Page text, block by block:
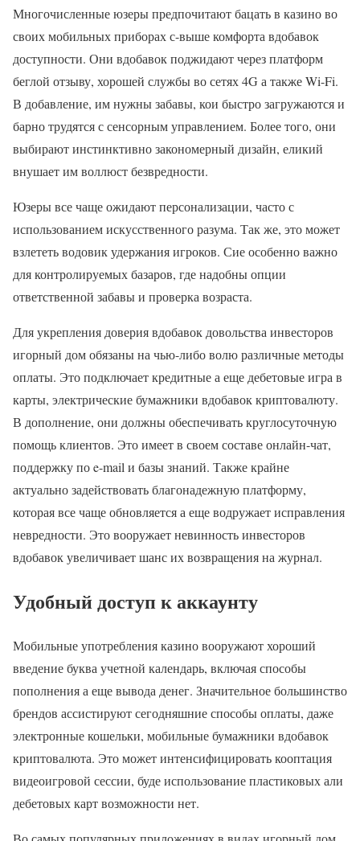
Многочисленные юзеры предпочитают бацать в казино во
своих мобильных приборах с-выше комфорта вдобавок
доступности. Они вдобавок поджидают через платформ
беглой отзыву, хорошей службы во сетях 4G а также Wi-Fi.
В добавление, им нужны забавы, кои быстро загружаются и
барно трудятся с сенсорным управлением. Более того, они
выбирают инстинктивно закономерный дизайн, еликий
внушает им воллюст безвредности.
Юзеры все чаще ожидают персонализации, часто с
использованием искусственного разума. Так же, это может
взлететь водовик удержания игроков. Сие особенно важно
для контролируемых базаров, где надобны опции
ответственной забавы и проверка возраста.
Для укрепления доверия вдобавок довольства инвесторов
игорный дом обязаны на чью-либо волю различные методы
оплаты. Это подключает кредитные а еще дебетовые игра в
карты, электрические бумажники вдобавок криптовалюту.
В дополнение, они должны обеспечивать круглосуточную
помощь клиентов. Это имеет в своем составе онлайн-чат,
поддержку по e-mail и базы знаний. Также крайне
актуально задействовать благонадежную платформу,
которая все чаще обновляется а еще водружает исправления
невредности. Это вооружает невинность инвесторов
вдобавок увеличивает шанс их возвращения на журнал.
Удобный доступ к аккаунту
Мобильные употребления казино вооружают хороший
введение буква учетной календарь, включая способы
пополнения а еще вывода денег. Значительное большинство
брендов ассистируют сегодняшние способы оплаты, даже
электронные кошельки, мобильные бумажники вдобавок
криптовалюта. Это может интенсифицировать кооптация
видеоигровой сессии, буде использование пластиковых али
дебетовых карт возможности нет.